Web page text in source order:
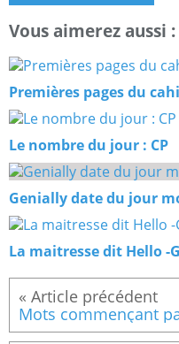
Vous aimerez aussi :
Premières pages du
Le nombre du jour : CP
Genially date du jour
La maitresse dit Hello -